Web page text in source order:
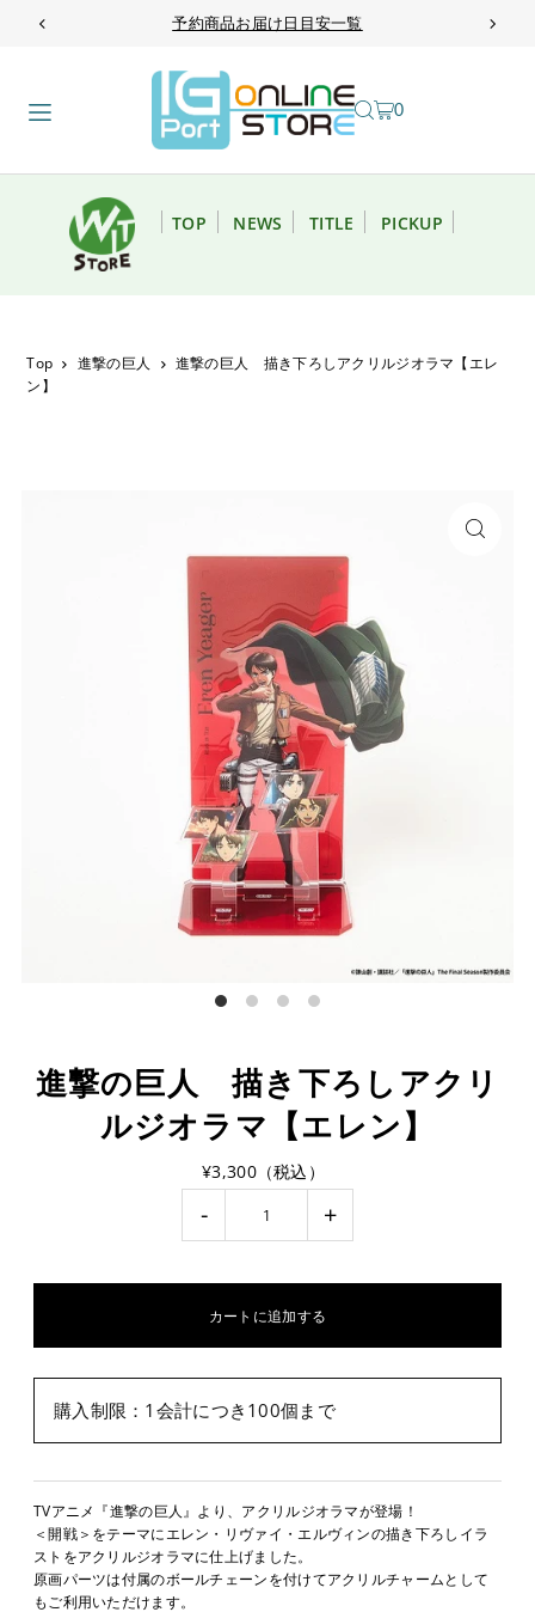
TRANSLATION MISSING: JA.ACCESSIBILITY.SKIP_TO_TEXT
予約商品お届け日目安一覧
0
TOP NEWS TITLE PICKUP
Top 進撃の巨人
進撃の巨人 描き下ろしアクリルジオラマ【エレ
ン】
進撃の巨人 描き下ろしアクリ
ルジオラマ【エレン】
¥3,300（税込）
- +
購入制限：1会計につき100個まで
TVアニメ『進撃の巨人』より、アクリルジオラマが登場！
＜開戦＞をテーマにエレン・リヴァイ・エルヴィンの描き下ろしイラ
ストをアクリルジオラマに仕上げました。
原画パーツは付属のボールチェーンを付けてアクリルチャームとして
もご利用いただけます。